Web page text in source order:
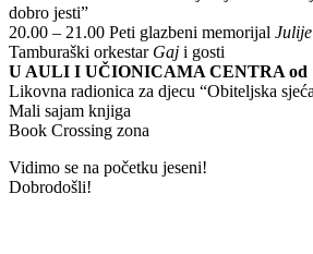
dobro jesti”
20.00 – 21.00 Peti glazbeni memorijal Julije
Tamburaški orkestar Gaj i gosti
U AULI I UČIONICAMA CENTRA od
Likovna radionica za djecu “Obiteljska
Mali sajam knjiga
Book Crossing zona
Vidimo se na početku jeseni!
Dobrodošli!